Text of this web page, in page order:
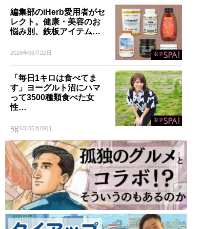
編集部のiHerb愛用者がセ
レクト。健康・美容のお
悩み別、鉄板アイテム…
2026年06月22日
「毎日1キロは食べてま
す」ヨーグルト沼にハマ
って3500種類食べた女
性…
2026年06月09日
PR